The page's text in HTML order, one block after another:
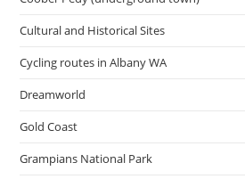
Cultural and Historical Sites
Cycling routes in Albany WA
Dreamworld
Gold Coast
Grampians National Park